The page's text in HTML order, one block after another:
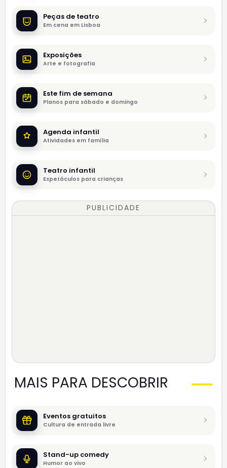
Peças de teatro
Em cena em Lisboa
Exposições
Arte e fotografia
Este fim de semana
Planos para sábado e domingo
Agenda infantil
Atividades em família
Teatro infantil
Espetáculos para crianças
PUBLICIDADE
MAIS PARA DESCOBRIR
Eventos gratuitos
Cultura de entrada livre
Stand-up comedy
Humor ao vivo